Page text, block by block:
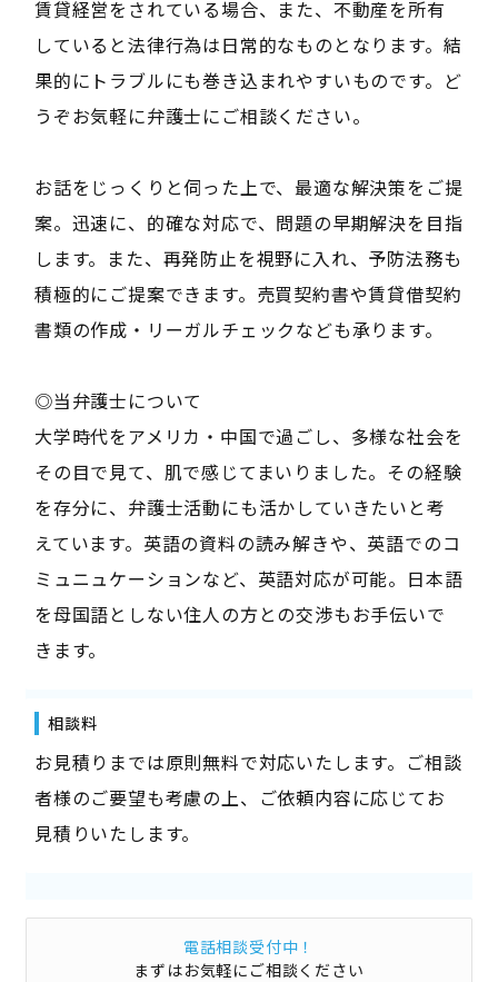
賃貸経営をされている場合、また、不動産を所有
していると法律行為は日常的なものとなります。結
果的にトラブルにも巻き込まれやすいものです。ど
うぞお気軽に弁護士にご相談ください。
お話をじっくりと伺った上で、最適な解決策をご提
案。迅速に、的確な対応で、問題の早期解決を目指
します。また、再発防止を視野に入れ、予防法務も
積極的にご提案できます。売買契約書や賃貸借契約
書類の作成・リーガルチェックなども承ります。
◎当弁護士について
大学時代をアメリカ・中国で過ごし、多様な社会を
その目で見て、肌で感じてまいりました。その経験
を存分に、弁護士活動にも活かしていきたいと考
えています。英語の資料の読み解きや、英語でのコ
ミュニュケーションなど、英語対応が可能。日本語
を母国語としない住人の方との交渉もお手伝いで
きます。
相談料
お見積りまでは原則無料で対応いたします。ご相談
者様のご要望も考慮の上、ご依頼内容に応じてお
見積りいたします。
電話相談受付中！
まずはお気軽にご相談ください